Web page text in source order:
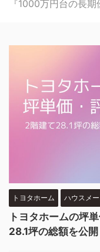
『1000万円台の長期
トヨタホーム ハウスメ
トヨタホームの坪
28.1坪の総額を公開